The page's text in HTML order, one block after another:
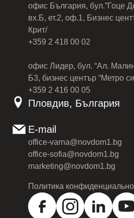
офис България, бул.”Гоце
вх.Б, ет.2, оф.1, Бизнес
Крит/
+359 2 418 00 02
офис Лидер, бул. “Ал.
Б3, бизнес център “Метро
+359 2 416 00 05
Пловдив, България
E-mail
office-varna@novdom1.bg
office-sofia@novdom1.bg
marketing@novdom1.bg
Политика